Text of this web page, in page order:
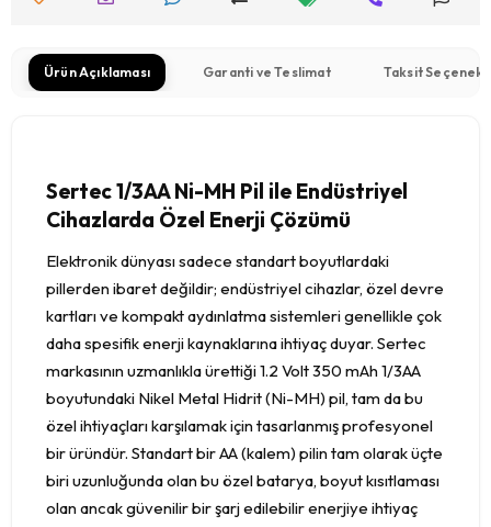
Ürün Açıklaması Garanti ve Teslimat Taksit
Sertec 1/3AA Ni-MH Pil ile Endüstriyel
Cihazlarda Özel Enerji Çözümü
Elektronik dünyası sadece standart boyutlardaki
pillerden ibaret değildir; endüstriyel cihazlar, özel devre
kartları ve kompakt aydınlatma sistemleri genellikle çok
daha spesifik enerji kaynaklarına ihtiyaç duyar. Sertec
markasının uzmanlıkla ürettiği 1.2 Volt 350 mAh 1/3AA
boyutundaki Nikel Metal Hidrit (Ni-MH) pil, tam da bu
özel ihtiyaçları karşılamak için tasarlanmış profesyonel
bir üründür. Standart bir AA (kalem) pilin tam olarak üçte
biri uzunluğunda olan bu özel batarya, boyut kısıtlaması
olan ancak güvenilir bir şarj edilebilir enerjiye ihtiyaç